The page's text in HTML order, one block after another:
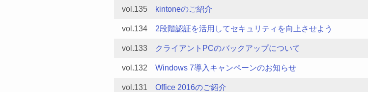
vol.135 kintoneのご紹介
vol.134 2段階認証を活用してセキュリティを向上させよう
vol.133 クライアントPCのバックアップについて
vol.132 Windows 7導入キャンペーンのお知らせ
vol.131 Office 2016のご紹介